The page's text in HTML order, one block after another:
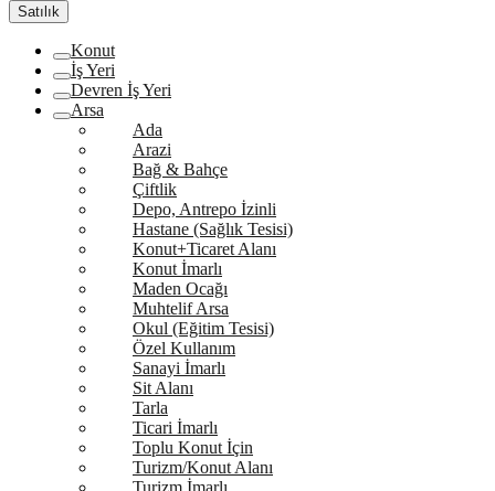
Satılık
Konut
İş Yeri
Devren İş Yeri
Arsa
Ada
Arazi
Bağ & Bahçe
Çiftlik
Depo, Antrepo İzinli
Hastane (Sağlık Tesisi)
Konut+Ticaret Alanı
Konut İmarlı
Maden Ocağı
Muhtelif Arsa
Okul (Eğitim Tesisi)
Özel Kullanım
Sanayi İmarlı
Sit Alanı
Tarla
Ticari İmarlı
Toplu Konut İçin
Turizm/Konut Alanı
Turizm İmarlı